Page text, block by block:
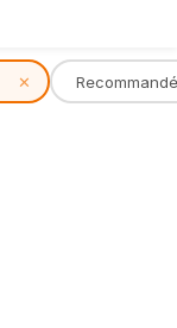
✕ Recommandé